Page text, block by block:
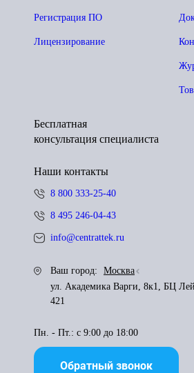
Регистрация ПО
Лицензирование
Бесплатная
консультация специалиста
Наши контакты
8 800 333-25-40
8 495 246-04-43
info@centrattek.ru
Ваш город:
Москва
ул. Академика Варги, 8к1, БЦ
421
Пн. - Пт.: с 9:00 до 18:00
Обратный звонок